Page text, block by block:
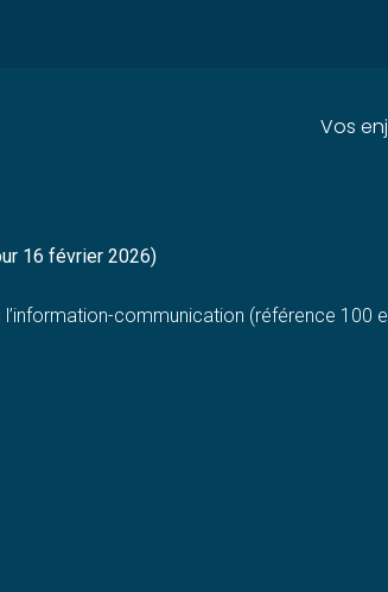
Vos
DES AFFAIRES
16 février 2026)
communication (référence 100